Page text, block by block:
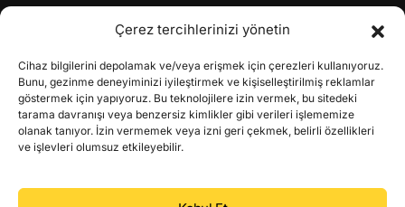
Çerez tercihlerinizi yönetin
Cihaz bilgilerini depolamak ve/veya erişmek için çerezleri kullanıyoruz.
Bunu, gezinme deneyiminizi iyileştirmek ve kişiselleştirilmiş reklamlar
göstermek için yapıyoruz. Bu teknolojilere izin vermek, bu sitedeki
tarama davranışı veya benzersiz kimlikler gibi verileri işlememize
olanak tanıyor. İzin vermemek veya izni geri çekmek, belirli özellikleri
ve işlevleri olumsuz etkileyebilir.
Yapay Zeka (AI) Coinleri
Gaming Coinleri
RWA Coinleri
DeFi Coinleri
DePIN Coinleri